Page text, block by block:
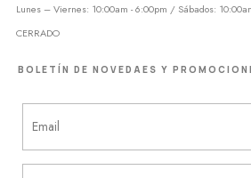
Lunes – Viernes: 10:00am - 6:00pm / Sábados:
CERRADO
BOLETÍN DE NOVEDAES Y